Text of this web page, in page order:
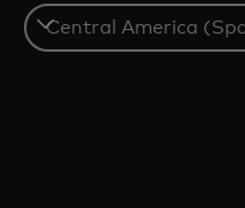
Select
a
country